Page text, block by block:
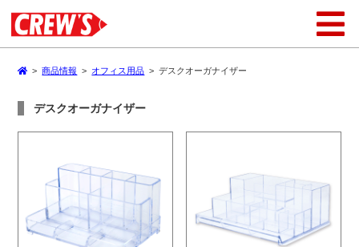
>商品情報 > オフィス用品 >デスクオーガナイザー
デスクオーガナイザー